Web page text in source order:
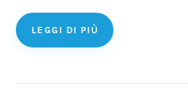
LEGGI DI PIÙ